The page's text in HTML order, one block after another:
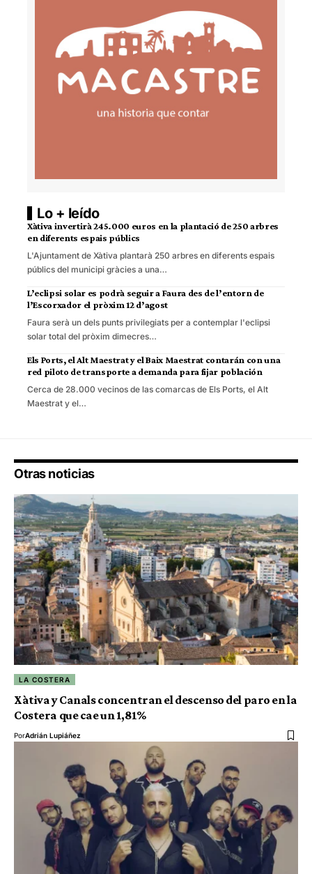
Lo + leído
Xàtiva invertirà 245.000 euros en la plantació de 250 arbres
en diferents espais públics
L'Ajuntament de Xàtiva plantarà 250 arbres en diferents espais
públics del municipi gràcies a una…
L’eclipsi solar es podrà seguir a Faura des de l’entorn de
l’Escorxador el pròxim 12 d’agost
Faura serà un dels punts privilegiats per a contemplar l'eclipsi
solar total del pròxim dimecres…
Els Ports, el Alt Maestrat y el Baix Maestrat contarán con una
red piloto de transporte a demanda para fijar población
Cerca de 28.000 vecinos de las comarcas de Els Ports, el Alt
Maestrat y el…
Otras noticias
LA COSTERA
Xàtiva y Canals concentran el descenso del paro en la
Costera que cae un 1,81%
PorAdrián Lupiáñez